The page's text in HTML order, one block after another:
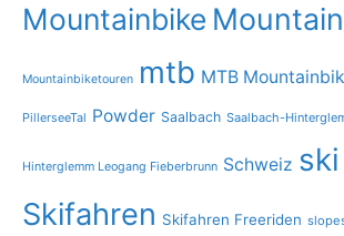
Mountainbike
Mountainbiketouren mtb MTB
PillerseeTal Powder Saalbach Saalbach-
Hinterglemm Leogang Fieberbrunn Schweiz ski
Skifahren Skifahren Freeriden